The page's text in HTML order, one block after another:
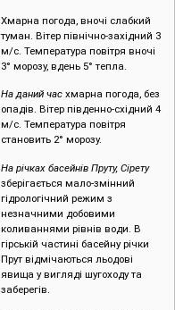
Хмарна погода, вночі слабкий
туман. Вітер північно-західний 3
м/с. Температура повітря вночі
3° морозу, вдень 5° тепла.
На даний час хмарна погода, без
опадів. Вітер південно-східний 4
м/с. Температура повітря
становить 2° морозу.
На річках басейнів Пруту, Сірету
зберігається мало-змінний
гідрологічний режим з
незначними добовими
коливаннями рівнів води. В
гірській частині басейну річки
Прут відмічаються льодові
явища у вигляді шугоходу та
заберегів.